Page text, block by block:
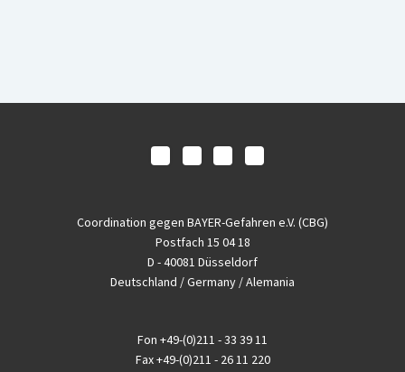
Coordination gegen BAYER-Gefahren e.V. (CBG)
Postfach 15 04 18
D - 40081 Düsseldorf
Deutschland / Germany / Alemania
Fon +49-(0)211 - 33 39 11
Fax+49-(0)211 - 26 11 220